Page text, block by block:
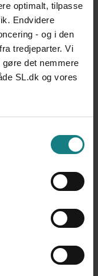
optimalt, tilpasse
Endvidere
- og i den
tredjeparter. Vi
det nemmere
SL.dk og vores
med viden om
eller den
faglig e-læring og
af
og kan tilgås
eller din